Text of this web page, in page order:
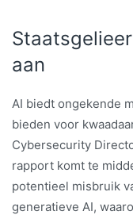
aan
AI biedt ongekende
bieden voor
Cybersecurity
rapport komt te
potentieel misbruik
generatieve AI,